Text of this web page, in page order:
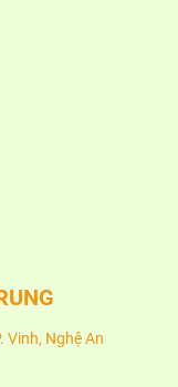
Vinh, Nghệ An